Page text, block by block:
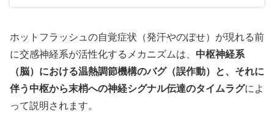
ホットフラッシュの自覚症状（発汗やのぼせ）が現れる前
に交感神経系が活性化するメカニズムは、 中枢神経系
（脳）における温熱調節機構のバグ（誤作動）と、それに
伴う中枢から末梢への神経シグナル伝達のタイムラグによ
って説明されます。